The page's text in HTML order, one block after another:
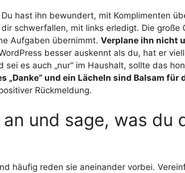
hast ihn bewundert, mit Komplimenten
schwerfallen, mit links erledigt. Die große
Aufgaben übernimmt. Verplane ihn nicht
besser auskennt als du, hat er
es auch „nur“ im Haushalt, sollte das
„Danke“ und ein Lächeln sind Balsam für
Rückmeldung.
und sage, was du
häufig reden sie aneinander vorbei.